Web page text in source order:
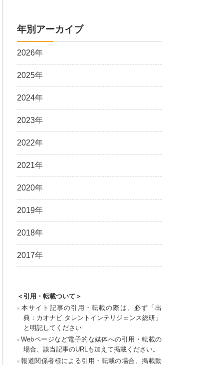
年別アーカイブ
2026年
2025年
2024年
2023年
2022年
2021年
2020年
2019年
2018年
2017年
＜引用・転載ついて＞
本サイト記事の引用・転載の際は、必ず「出
典：カオナビ タレントインテリジェンス総研」
と明記してください
Webページなど電子的な媒体への引用・転載の
場合、該当記事のURLも加えて掲載ください。
報道関係者様による引用・転載の場合、掲載動